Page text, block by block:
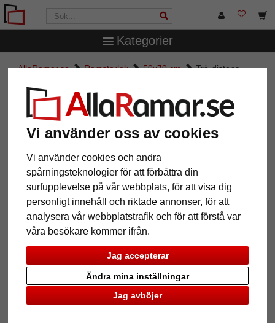
Vi använder oss av cookies
Vi använder cookies och andra
spårningsteknologier för att förbättra din
surfupplevelse på vår webbplats, för att visa dig
personligt innehåll och riktade annonser, för att
analysera vår webbplatstrafik och för att förstå var
våra besökare kommer ifrån.
Jag accepterar
Jag avböjer
Ändra mina inställningar
Kategorier
AllaRamar.se Ramstorlek 50x70 cm
Trä-distans-
Trä-distans-växelram serie 810